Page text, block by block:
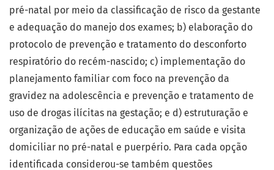
pré-natal por meio da classificação de risco da gestante
e adequação do manejo dos exames; b) elaboração do
protocolo de prevenção e tratamento do desconforto
respiratório do recém-nascido; c) implementação do
planejamento familiar com foco na prevenção da
gravidez na adolescência e prevenção e tratamento de
uso de drogas ilícitas na gestação; e d) estruturação e
organização de ações de educação em saúde e visita
domiciliar no pré-natal e puerpério. Para cada opção
identificada considerou-se também questões